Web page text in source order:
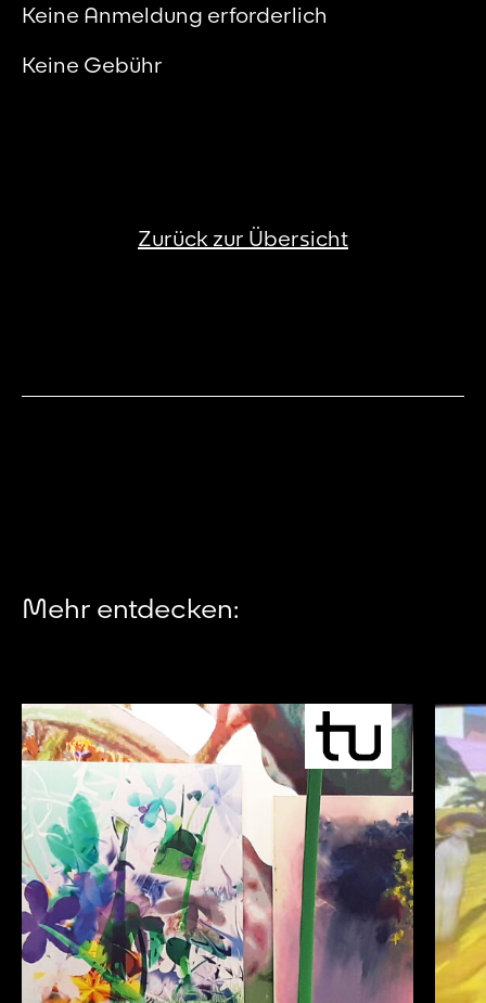
Keine Anmeldung erforderlich
Keine Gebühr
Zurück zur Übersicht
Mehr entdecken: